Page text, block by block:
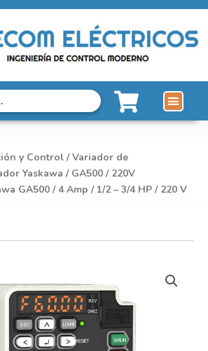
y Control /Variador de
Yaskawa / GA500 / 220V
GA500 / 4 Amp / 1/2 – 3/4 HP / 220 V